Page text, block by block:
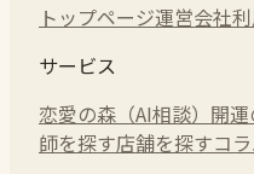
トップページ運営会社
サービス
恋愛の森（AI相談） 開
師を探す店舗を探すコ